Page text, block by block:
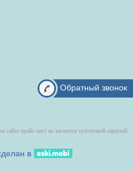
Обратный звонок
сайте прайс-лист не является публичной офертой
в